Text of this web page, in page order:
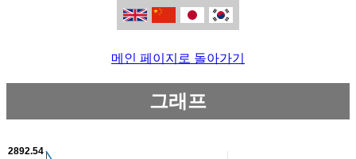
메인 페이지로 돌아가기
그래프
2892.54